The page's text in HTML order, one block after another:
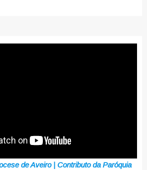
de Aveiro | Contributo da Paróquia